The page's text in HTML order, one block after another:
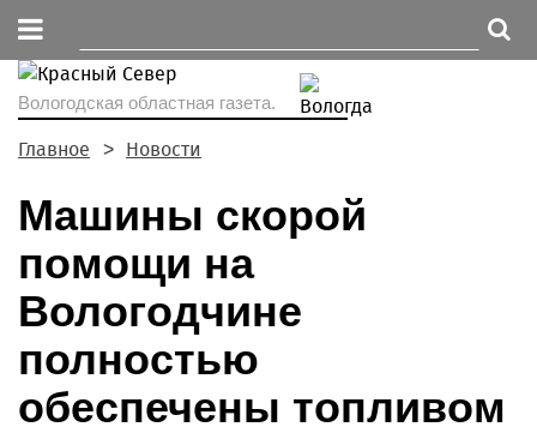
Вологодская областная газета.
Главное Новости
Машины скорой
помощи на
Вологодчине
полностью
обеспечены топливом